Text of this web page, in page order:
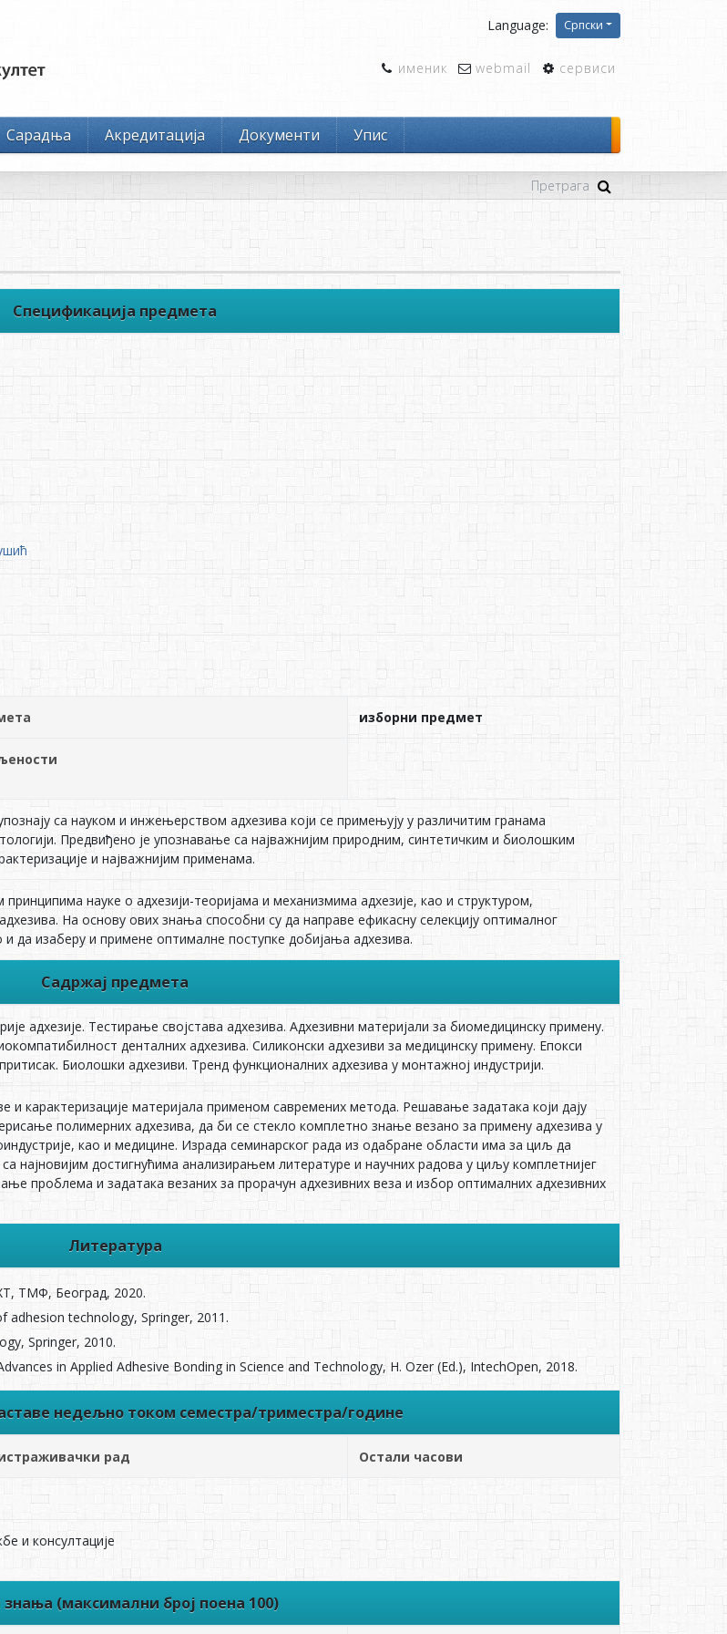
Language: Српски
именик webmail сервиси
Сарадња Акредитација Документи Упис
Спецификација предмета
изборни предмет
са науком и инжењерством адхезива који се примењују у различитим гранама
Предвиђено је упознавање са најважнијим природним, синтетичким и биолошким
и најважнијим применама.
принципима науке о адхезији-теоријама и механизмима адхезије, као и структуром,
На основу ових знања способни су да направе ефикасну селекцију оптималног
да изаберу и примене оптималне поступке добијања адхезива.
Садржај предмета
адхезије. Тестирање својстава адхезива. Адхезивни материјали за биомедицинску примену.
денталних адхезива. Силиконски адхезиви за медицинску примену. Епокси
Биолошки адхезиви. Тренд функционалних адхезива у монтажној индустрији.
и карактеризације материјала применом савремених метода. Решавање задатака који дају
полимерних адхезива, да би се стекло комплетно знање везано за примену адхезива у
као и медицине. Израда семинарског рада из одабране области има за циљ да
најновијим достигнућима анализирањем литературе и научних радова у циљу комплетнијег
проблема и задатака везаних за прорачун адхезивних веза и избор оптималних адхезивних
Литература
ТМФ, Београд, 2020.
adhesion technology, Springer, 2011.
Springer, 2010.
in Applied Adhesive Bonding in Science and Technology, H. Ozer (Ed.), IntechOpen, 2018.
недељно током семестра/триместра/године
рад Остали часови
и консултације
(максимални број поена 100)